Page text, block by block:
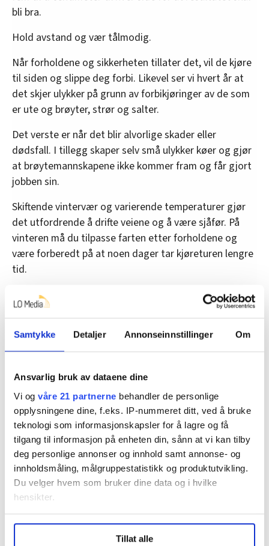
Samtykke Detaljer Annonseinnstillinger Om
Ansvarlig bruk av dataene dine
Vi og våre 21 partnerne behandler de personlige
opplysningene dine, f.eks. IP-nummeret ditt, ved å bruke
teknologi som informasjonskapsler for å lagre og få
tilgang til informasjon på enheten din, sånn at vi kan tilby
deg personlige annonser og innhold samt annonse- og
innholdsmåling, målgruppestatistikk og produktutvikling.
Du velger hvem som bruker dine data og i hvilke
hensikter.
Undermer infokan du lese om hvordan dine personlige
data behandles og hvordan du kan velge hvordan de skal
Tillat alle
bli bra.
Hold avstand og vær tålmodig.
Når forholdene og sikkerheten tillater det, vil de kjøre
til siden og slippe deg forbi. Likevel ser vi hvert år at
det skjer ulykker på grunn av forbikjøringer av de som
er ute og brøyter, strør og salter.
Det verste er når det blir alvorlige skader eller
dødsfall. I tillegg skaper selv små ulykker køer og gjør
at brøytemannskapene ikke kommer fram og får gjort
jobben sin.
Skiftende vintervær og varierende temperaturer gjør
det utfordrende å drifte veiene og å være sjåfør. På
vinteren må du tilpasse farten etter forholdene og
være forberedt på at noen dager tar kjøreturen lengre
tid.
Mildere klima gir mer intense snøfall og regnbyger,
med store lokale variasjoner. Det krever at du som
Vær tålmodig
Trafikksikkerhet og framkommelighet er et felles
ansvar. Vi i Statens vegvesen skal sørge for at
riksveiene og gang- og sykkelveiene er brøytet, strødd
og saltet slik at du kommer deg trygt fram.
Du har som sjåfør ansvar for å vise hensyn, tilpasse
farten etter forholdene, holde forsvarlig avstand og
ikke minst at tilstand til bil og dekk alltid er god. Vi må
alle bidra, også du. Om vinteren er det vinter – det blir
aldri som å kjøre om sommeren.